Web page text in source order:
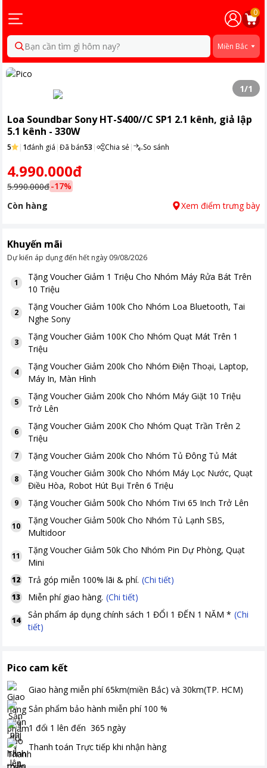
0
Bạn cần tìm gì hôm nay? Miền Bắc
1/1
Loa Soundbar Sony HT-S400//C SP1 2.1 kênh, giả lập
5.1 kênh - 330W
5 | 1đánh giá |Đã bán53 | Chia sẻ| So sánh
4.990.000đ
5.990.000đ-17%
Còn hàng
Xem điểm trưng bày
Khuyến mãi
Dự kiến áp dụng đến hết ngày 09/08/2026
1
TặngVoucher Giảm 1 Triệu Cho Nhóm Máy Rửa Bát Trên
10 Triệu
2
TặngVoucher Giảm 100k Cho Nhóm Loa Bluetooth, Tai
Nghe Sony
3
TặngVoucher Giảm 100K Cho Nhóm Quạt Mát Trên 1
Triệu
4
TặngVoucher Giảm 200k Cho Nhóm Điện Thoại, Laptop,
Máy In, Màn Hình
5
TặngVoucher Giảm 200k Cho Nhóm Máy Giặt 10 Triệu
Trở Lên
6
TặngVoucher Giảm 200K Cho Nhóm Quạt Trần Trên 2
Triệu
7 TặngVoucher Giảm 200k Cho Nhóm Tủ Đông Tủ Mát
8
TặngVoucher Giảm 300k Cho Nhóm Máy Lọc Nước, Quạt
Điều Hòa, Robot Hút Bụi Trên 6 Triệu
9 TặngVoucher Giảm 500k Cho Nhóm Tivi 65 Inch Trở Lên
10
TặngVoucher Giảm 500k Cho Nhóm Tủ Lạnh SBS,
Multidoor
11
TặngVoucher Giảm 50k Cho Nhóm Pin Dự Phòng, Quạt
Mini
12 Trả góp miễn 100% lãi & phí. (Chi tiết)
13 Miễn phí giao hàng. (Chi tiết)
14
Sản phẩm áp dụng chính sách 1 ĐỔI 1 ĐẾN 1 NĂM * (Chi
tiết)
Pico cam kết
Giao hàng miễn phí 65km(miền Bắc) và 30km(TP. HCM)
Sản phẩm bảo hành miễn phí 100 %
1 đổi 1 lên đến 365 ngày
Thanh toán Trực tiếp khi nhận hàng